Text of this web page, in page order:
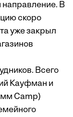
направление. В
скоро
уже закрыл
Всего
Кауфман и
Camp)